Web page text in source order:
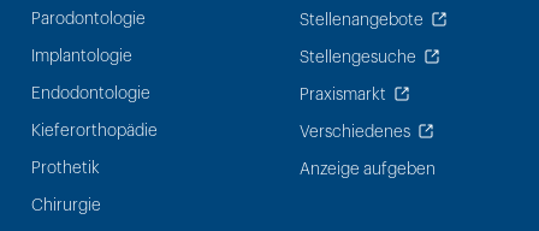
Parodontologie
Implantologie
Endodontologie
Kieferorthopädie
Prothetik
Chirurgie
Stellenangebote
Stellengesuche
Praxismarkt
Verschiedenes
Anzeige aufgeben